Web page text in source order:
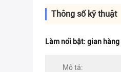
Thông số kỹ thuật
Làm nổi bật: gian hàng
Mô tả: